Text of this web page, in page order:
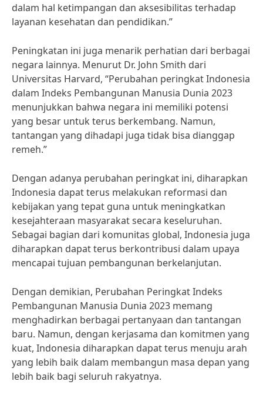
dalam hal ketimpangan dan aksesibilitas terhadap
layanan kesehatan dan pendidikan.”
Peningkatan ini juga menarik perhatian dari berbagai
negara lainnya. Menurut Dr. John Smith dari
Universitas Harvard, “Perubahan peringkat Indonesia
dalam Indeks Pembangunan Manusia Dunia 2023
menunjukkan bahwa negara ini memiliki potensi
yang besar untuk terus berkembang. Namun,
tantangan yang dihadapi juga tidak bisa dianggap
remeh.”
Dengan adanya perubahan peringkat ini, diharapkan
Indonesia dapat terus melakukan reformasi dan
kebijakan yang tepat guna untuk meningkatkan
kesejahteraan masyarakat secara keseluruhan.
Sebagai bagian dari komunitas global, Indonesia juga
diharapkan dapat terus berkontribusi dalam upaya
mencapai tujuan pembangunan berkelanjutan.
Dengan demikian, Perubahan Peringkat Indeks
Pembangunan Manusia Dunia 2023 memang
menghadirkan berbagai pertanyaan dan tantangan
baru. Namun, dengan kerjasama dan komitmen yang
kuat, Indonesia diharapkan dapat terus menuju arah
yang lebih baik dalam membangun masa depan yang
lebih baik bagi seluruh rakyatnya.